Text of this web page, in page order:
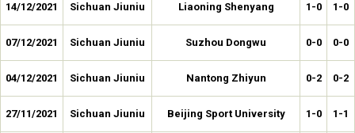
14/12/2021 Sichuan Jiuniu Liaoning Shenyang 1-0 1-0
07/12/2021 Sichuan Jiuniu Suzhou Dongwu 0-0 0-0
04/12/2021 Sichuan Jiuniu Nantong Zhiyun 0-2 0-2
27/11/2021 Sichuan Jiuniu Beijing Sport University 1-0 1-1